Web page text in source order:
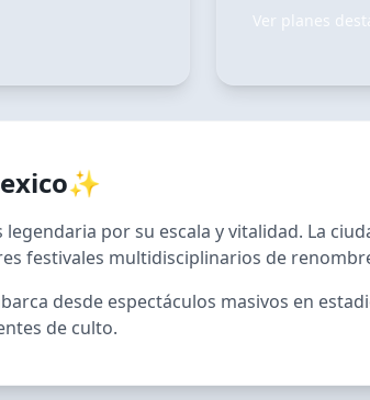
Ver planes
✨
por su escala y vitalidad. La
festivales multidisciplinarios de
desde espectáculos masivos en
de culto.